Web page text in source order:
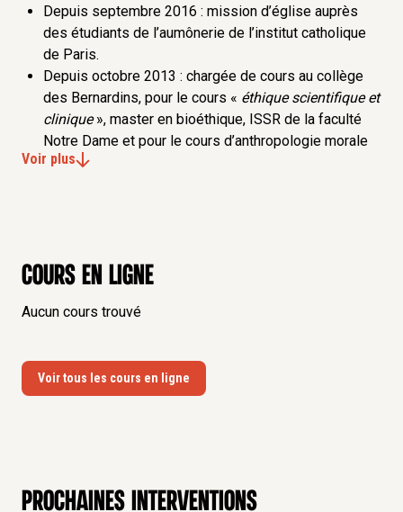
Depuis septembre 2016 : mission d’église auprès
des étudiants de l’aumônerie de l’institut catholique
de Paris.
Depuis octobre 2013 : chargée de cours au collège
des Bernardins, pour le cours « éthique scientifique et
clinique», master en bioéthique, ISSR de la faculté
Notre Dame et pour le cours d’anthropologie morale
(cursus licence ISSR, en charge de ce cours depuis
vieux vivaient encore – Quelle médecine pour quelle
d’éthique clinique ainsi que d’écritures, d’analyses de
décisions médicales qui portent à conflit éthique.
Diplômes
incarnée », avec pour jury Jean-Philippe Pierron, Eric
Voir plus
Cours en ligne
Aucun cours trouvé
Voir tous les cours en ligne
Prochaines interventions